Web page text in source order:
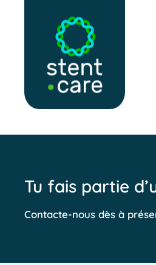
Tu fais partie
Contacte-nous dès à